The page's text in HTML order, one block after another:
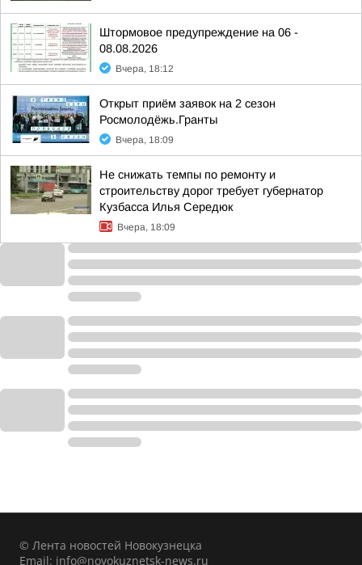
Штормовое предупреждение на 06 -
08.08.2026
Вчера, 18:12
Открыт приём заявок на 2 сезон
Росмолодёжь.Гранты
Вчера, 18:09
Не снижать темпы по ремонту и
строительству дорог требует губернатор
Кузбасса Илья Середюк
Вчера, 18:09
© Лента новостей Новокузнецка
Email: info@novokuznetsk-news.ru